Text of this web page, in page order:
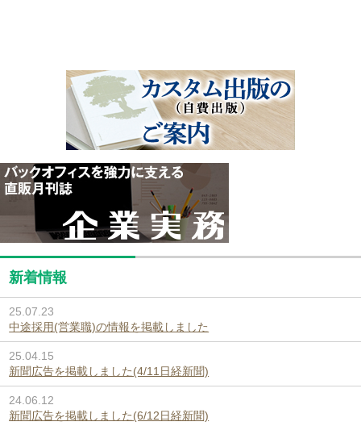
新着情報
25.07.23
中途採用(営業職)の情報を掲載しました
25.04.15
新聞広告を掲載しました(4/11日経新聞)
24.06.12
新聞広告を掲載しました(6/12日経新聞)